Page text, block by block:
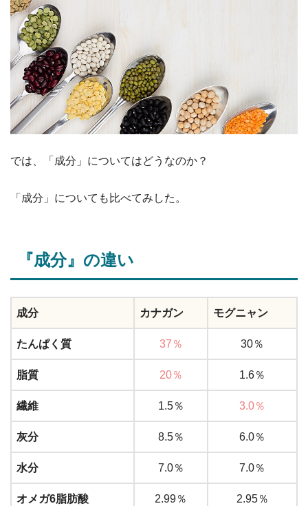
では、「成分」についてはどうなのか？
「成分」についても比べてみした。
『成分』の違い
成分 カナガン モグニャン
たんぱく質 37％ 30％
脂質 20％ 1.6％
繊維 1.5％ 3.0％
灰分 8.5％ 6.0％
水分 7.0％ 7.0％
オメガ6脂肪酸 2.99％ 2.95％